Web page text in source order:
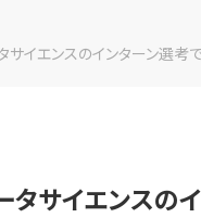
サイエンスのインターン選
タサイエンスの